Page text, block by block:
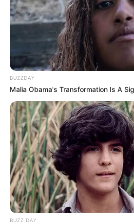
BUZZDAY
Malia Obama's Transformation Is A
BUZZ DAY